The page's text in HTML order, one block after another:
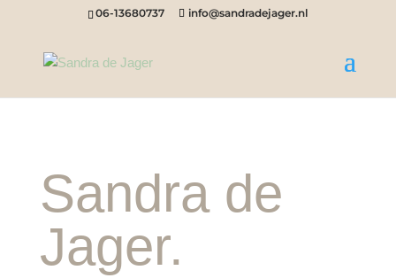
06-13680737 info@sandradejager.nl
Sandra de
Jager.